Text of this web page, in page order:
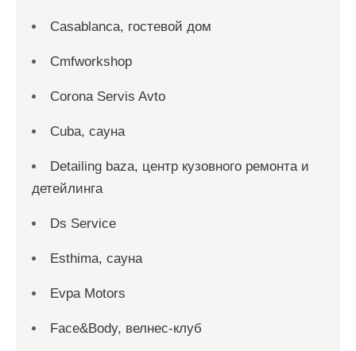
Casablanca, гостевой дом
Cmfworkshop
Corona Servis Avto
Cuba, сауна
Detailing baza, центр кузовного ремонта и
детейлинга
Ds Service
Esthima, сауна
Evpa Motors
Face&Body, велнес-клуб